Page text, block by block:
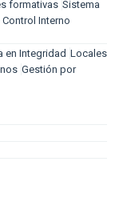
formativas Sistema
Interno
en Integridad Locales
Gestión por